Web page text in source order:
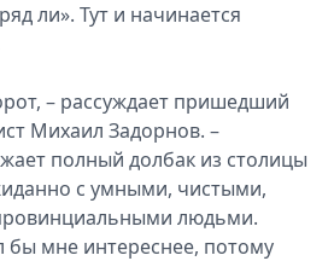
ли». Тут и начинается
– рассуждает пришедший
Михаил Задорнов. –
полный долбак из столицы
с умными, чистыми,
людьми.
бы мне интереснее, потому